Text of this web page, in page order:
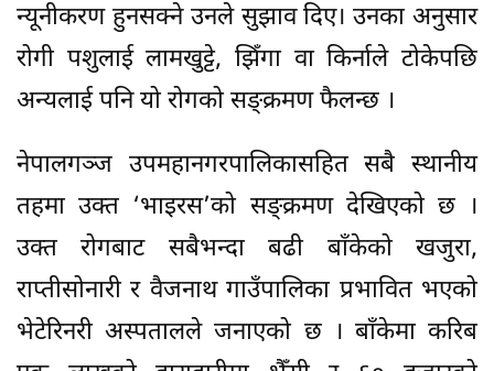
न्यूनीकरण हुनसक्ने उनले सुझाव दिए। उनका अनुसार
रोगी पशुलाई लामखुट्टे, झिँगा वा किर्नाले टोकेपछि
अन्यलाई पनि यो रोगको सङ्क्रमण फैलन्छ ।
नेपालगञ्ज उपमहानगरपालिकासहित सबै स्थानीय
तहमा उक्त ‘भाइरस’को सङ्क्रमण देखिएको छ ।
उक्त रोगबाट सबैभन्दा बढी बाँकेको खजुरा,
राप्तीसोनारी र वैजनाथ गाउँपालिका प्रभावित भएको
भेटेरिनरी अस्पतालले जनाएको छ । बाँकेमा करिब